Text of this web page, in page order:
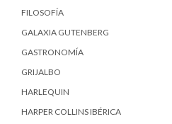
FILOSOFÍA
GALAXIA GUTENBERG
GASTRONOMÍA
GRIJALBO
HARLEQUIN
HARPER COLLINS IBÉRICA